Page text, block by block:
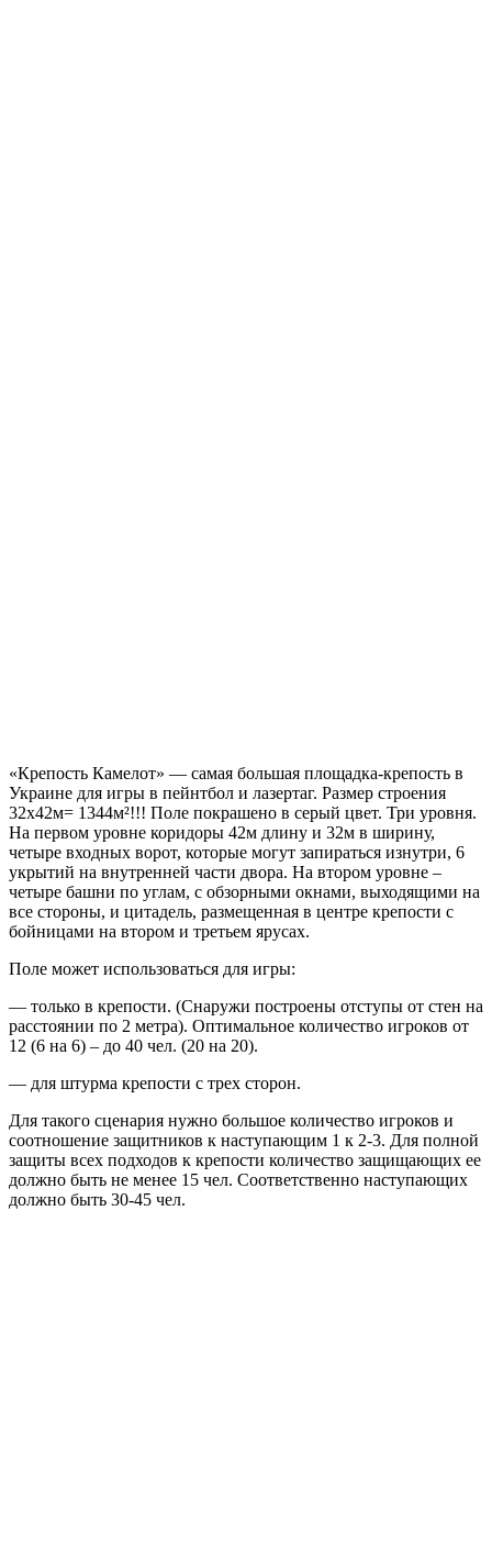
«Крепость Камелот» — самая большая площадка-крепость в
Украине для игры в пейнтбол и лазертаг. Размер строения
32х42м= 1344м²!!! Поле покрашено в серый цвет. Три уровня.
На первом уровне коридоры 42м длину и 32м в ширину,
четыре входных ворот, которые могут запираться изнутри, 6
укрытий на внутренней части двора. На втором уровне –
четыре башни по углам, с обзорными окнами, выходящими на
все стороны, и цитадель, размещенная в центре крепости с
бойницами на втором и третьем ярусах.
Поле может использоваться для игры:
— только в крепости. (Снаружи построены отступы от стен на
расстоянии по 2 метра). Оптимальное количество игроков от
12 (6 на 6) – до 40 чел. (20 на 20).
— для штурма крепости с трех сторон.
Для такого сценария нужно большое количество игроков и
соотношение защитников к наступающим 1 к 2-3. Для полной
защиты всех подходов к крепости количество защищающих ее
должно быть не менее 15 чел. Соответственно наступающих
должно быть 30-45 чел.